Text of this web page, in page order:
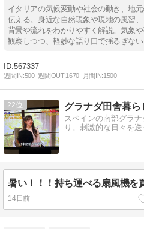
イタリアの気候変動や社会の動き、地
伝える。身近な自然現象や現地の風習
背景や流れをわかりやすく解説。気象
観察しつつ、軽妙な語り口で揺るぎない
567337
週間IN:500 週間OUT:1670 月間IN:1500
22 グラナダ田舎暮ら
スペインの南部グラ
り。刺激的な日々を送
14日前